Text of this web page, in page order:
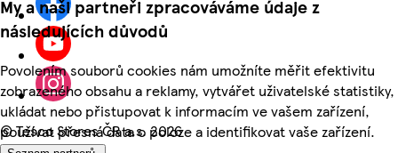
My a naši partneři zpracováváme údaje z
následujících důvodů
Povolením souborů cookies nám umožníte měřit efektivitu
zobrazeného obsahu a reklamy, vytvářet uživatelské statistiky,
ukládat nebo přistupovat k informacím ve vašem zařízení,
používat přesná data o poloze a identifikovat vaše zařízení.
©Tesco Stores ČR a.s. 2026